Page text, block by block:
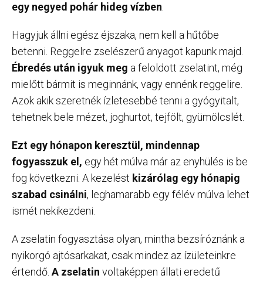
egy negyed pohár hideg vízben
Hagyjuk állni egész éjszaka, nem kell a hűtőbe
betenni. Reggelre zselészerű anyagot kapunk majd.
Ébredés után igyuk meg a feloldott zselatint, még
mielőtt bármit is meginnánk, vagy ennénk reggelire.
Azok akik szeretnék ízletesebbé tenni a gyógyitalt,
tehetnek bele mézet, joghurtot, tejfölt, gyümölcslét.
Ezt egy hónapon keresztül, mindennap
fogyasszuk el, egy hét múlva már az enyhülés is be
fog következni. A kezelést kizárólag egy hónapig
szabad csinálni, leghamarabb egy félév múlva lehet
ismét nekikezdeni.
A zselatin fogyasztása olyan, mintha bezsíróznánk a
nyikorgó ajtósarkakat, csak mindez az ízületeinkre
értendő. A zselatin voltaképpen állati eredetű